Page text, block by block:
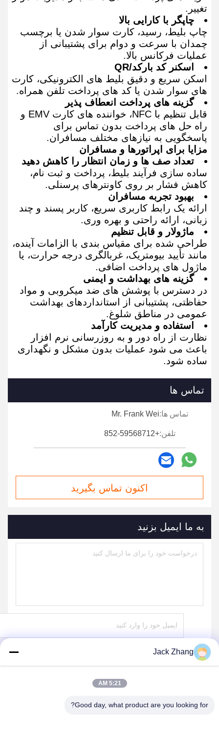
تغییر.
چاپگر با کارایی بالا
چاپ بلیط، رسید، کارت سوار شدن یا برچسب
چمدان با سرعت و دوام برای پشتیبانی از
عملیات فرکانس بالا.
اسکنر کد بارکد/QR
اسکن سریع و دقیق بلیط های الکترونیکی، کارت
های سوار شدن یا کد های پرداخت تلفن همراه.
گزینه های پرداخت انعطاف پذیر
قابل تنظیم با NFC، خواننده های کارت EMV و
راه حل های پرداخت بدون تماس برای
پاسخگویی به نیازهای مختلف مسافران.
مزایا برای اپراتورها و مسافران
تعداد صف ها و زمان انتظار را کاهش دهید
ساده سازی فرآیند بلیط، پرداخت و ثبت نام،
کاهش فشار بر روی کاونترهای پرسنلی.
بهبود تجربه مسافران
ارائه یک رابط کاربری سریع، کاربر پسند و چند
زبانی، ارائه راحتی و بهره وری.
ماژولار و قابل تنظیم
طراحی شده برای مقیاس بندی با الزامات آینده،
مانند تأیید بیومتریک، غربالگری درجه حرارت، یا
ماژول های پرداخت اضافی.
گزینه های بهداشت و ایمنی
در دسترس با پوشش های ضد میکروبی و مواد
حفاظتی، پشتیبانی از استانداردهای بهداشت
عمومی در مناطق شلوغ.
استفاده و مدیریت کارآمد
نظارت از راه دور و به روزرسانی نرم افزار
باعث می شود عملیات بدون مشکل و نگهداری
ساده شود.
تماس ها
تماس ها:Mr. Frank Wei
تلفن:+852-59568712
اکنون تماس بگیرید
به ما ایمیل بزنید
Jack Zhang
5:21 AM
Good day, what product are you looking for?